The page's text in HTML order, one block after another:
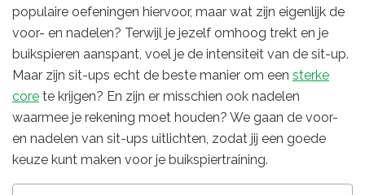
populaire oefeningen hiervoor, maar wat zijn eigenlijk de
voor- en nadelen? Terwijl je jezelf omhoog trekt en je
buikspieren aanspant, voel je de intensiteit van de sit-up.
Maar zijn sit-ups echt de beste manier om een sterke
core te krijgen? En zijn er misschien ook nadelen
waarmee je rekening moet houden? We gaan de voor-
en nadelen van sit-ups uitlichten, zodat jij een goede
keuze kunt maken voor je buikspiertraining.